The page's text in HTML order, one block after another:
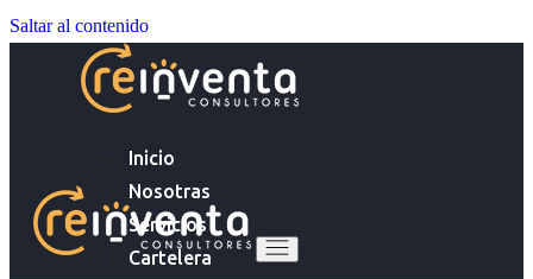
Saltar al contenido
Inicio
Nosotras
Servicios
Cartelera